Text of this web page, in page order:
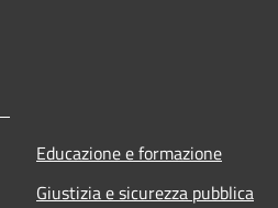
Educazione e formazione
Giustizia e sicurezza pubblica